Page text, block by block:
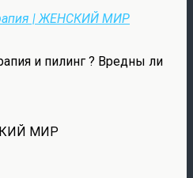
| ЖЕНСКИЙ МИР
и пилинг ? Вредны ли
МИР